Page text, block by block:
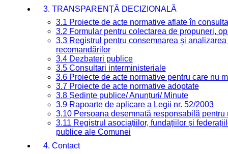
3. TRANSPARENȚĂ DECIZIONALĂ
3.1 Proiecte de acte normative aflate în
3.2 Formular pentru colectarea de propuneri,
3.3 Registrul pentru consemnarea și
recomandărilor
3.4 Dezbateri publice
3.5 Consultari interministeriale
3.6 Proiecte de acte normative pentru care nu
3.7 Proiecte de acte normative adoptate
3.8 Ședințe publice/ Anunțuri/ Minute
3.9 Rapoarte de aplicare a Legii nr. 52/2003
3.10 Persoana desemnată responsabilă
3.11 Registrul asociațiilor, fundațiilor și
publice ale Comunei
4. Contact